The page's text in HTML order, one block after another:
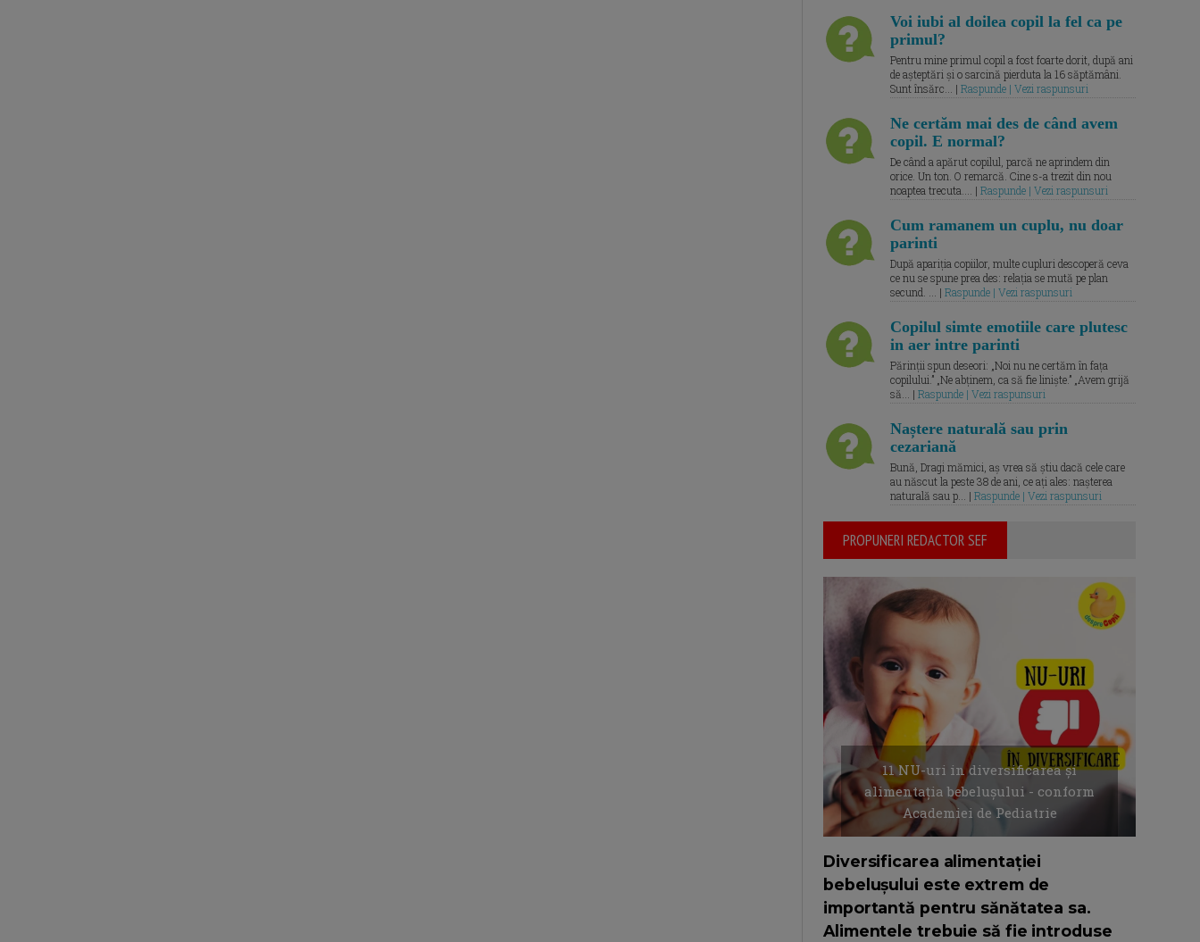
Voi iubi al doilea copil la fel ca pe
primul?
Pentru mine primul copil a fost foarte dorit, după ani
de așteptări și o sarcină pierduta la 16 săptămâni.
Sunt însărc... | Raspunde | Vezi raspunsuri
Ne certăm mai des de când avem
copil. E normal?
De când a apărut copilul, parcă ne aprindem din
orice. Un ton. O remarcă. Cine s-a trezit din nou
noaptea trecuta.... | Raspunde | Vezi raspunsuri
Cum ramanem un cuplu, nu doar
parinti
După apariția copiilor, multe cupluri descoperă ceva
ce nu se spune prea des: relația se mută pe plan
secund. ... | Raspunde | Vezi raspunsuri
Copilul simte emotiile care plutesc
in aer intre parinti
Părinții spun deseori: „Noi nu ne certăm în fața
copilului.” „Ne abținem, ca să fie liniște.” „Avem grijă
să... | Raspunde | Vezi raspunsuri
Naștere naturală sau prin
cezariană
Bună, Dragi mămici, aș vrea să știu dacă cele care
au născut la peste 38 de ani, ce ați ales: nașterea
naturală sau p... | Raspunde | Vezi raspunsuri
PROPUNERI REDACTOR SEF
11 NU-uri in diversificarea și
alimentația bebelușului - conform
Academiei de Pediatrie
Diversificarea alimentației
bebelușului este extrem de
importantă pentru sănătatea sa.
Alimentele trebuie să fie introduse